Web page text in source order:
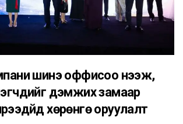
шинэ оффисоо нээж,
дэмжих замаар
хөрөнгө оруулалт